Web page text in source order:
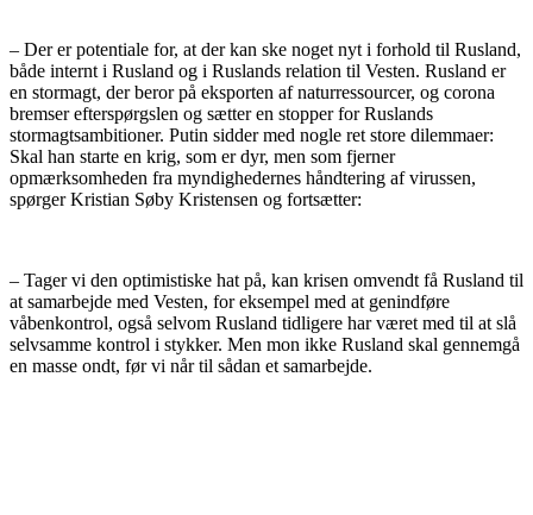
– Der er potentiale for, at der kan ske noget nyt i forhold til Rusland,
både internt i Rusland og i Ruslands relation til Vesten. Rusland er
en stormagt, der beror på eksporten af naturressourcer, og corona
bremser efterspørgslen og sætter en stopper for Ruslands
stormagtsambitioner. Putin sidder med nogle ret store dilemmaer:
Skal han starte en krig, som er dyr, men som fjerner
opmærksomheden fra myndighedernes håndtering af virussen,
spørger Kristian Søby Kristensen og fortsætter:
– Tager vi den optimistiske hat på, kan krisen omvendt få Rusland til
at samarbejde med Vesten, for eksempel med at genindføre
våbenkontrol, også selvom Rusland tidligere har været med til at slå
selvsamme kontrol i stykker. Men mon ikke Rusland skal gennemgå
en masse ondt, før vi når til sådan et samarbejde.